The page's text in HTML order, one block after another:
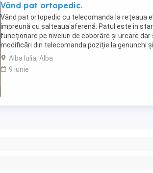
Vând pat ortopedic.
Vând pat ortopedic cu telecomanda la rețeaua
împreună cu salteaua aferenă. Patul este în
funcționare pe niveluri de coborâre și urcare dar
modificări din telecomanda poziție la genunchi
Alba Iulia, Alba
9 iunie